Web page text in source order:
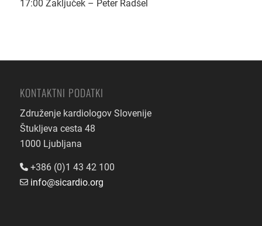
17:00 Zaključek – Peter Radšel
KONTAKTNI PODATKI
Združenje kardiologov Slovenije
Štukljeva cesta 48
1000 Ljubljana
+386 (0)1 43 42 100
info@sicardio.org